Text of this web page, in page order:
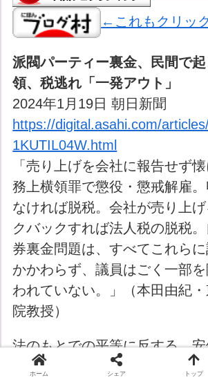
←これもクリッ
派閥パーティー裏金、民間で
領、税逃れ「一発アウト」
2024年1月19日 朝日新聞
https://digital.asahi.com/
1KUTIL04W.html
「売り上げを会社に報告せず
務上横領罪で懲役・懲戒解雇
なければ脱税。会社が売り上
クバックすれば法人税の脱税
券裏金問題は、すべてこれら
かかわらず、議員はごく一部
われていない。」（本田由紀
院教授）
法のもとでの平等に反する。
起訴は憲法違反だ。
ホーム シェア トップ